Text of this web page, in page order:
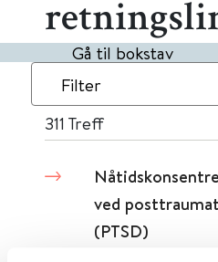
Gå til bokstav
Filter
311 Treff
ved
(PTSD)